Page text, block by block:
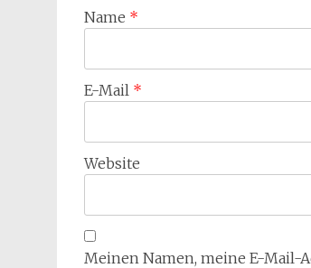
Name *
E-Mail *
Website
Meinen Namen, meine E-Mail-